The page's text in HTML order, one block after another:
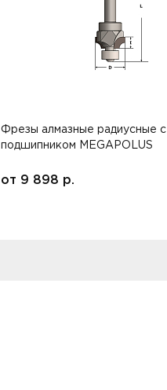
Фрезы алмазные радиусные с
подшипником MEGAPOLUS
от 9 898 р.